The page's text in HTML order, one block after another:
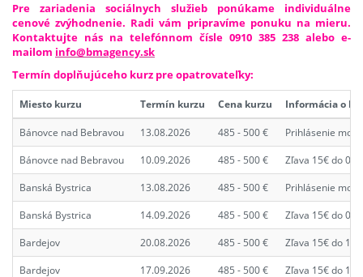
Pre zariadenia sociálnych služieb ponúkame individuálne
cenové zvýhodnenie. Radi vám pripravíme ponuku na mieru.
Kontaktujte nás na telefónnom čísle 0910 385 238 alebo e-
mailom info@bmagency.sk
Termín doplňujúceho kurz pre opatrovateľky:
Miesto kurzu Termín kurzu Cena kurzu Informácia o
Bánovce nad Bebravou 13.08.2026 485 - 500 €
Prihlásenie
Bánovce nad Bebravou
10.09.2026 485 - 500 €
Zľava 15€ do
Banská Bystrica
13.08.2026 485 - 500 €
Prihlásenie
Banská Bystrica
14.09.2026 485 - 500 €
Zľava 15€ do
Bardejov
20.08.2026 485 - 500 €
Zľava 15€ do
Bardejov
17.09.2026 485 - 500 €
Zľava 15€ do